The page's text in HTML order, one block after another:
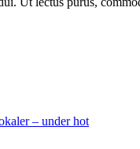
– under hot